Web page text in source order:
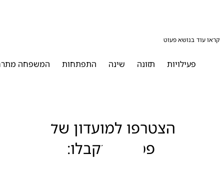
עוד בנושא פעוט
פעילויות תזונה שינה התפתחות המשפחה מתרחבת
הצטרפו למועדון של
פמפרס וקבלו: